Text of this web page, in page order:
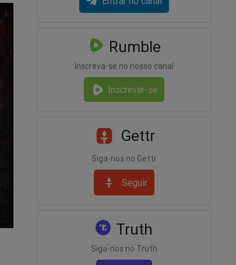
Rumble
Inscreva-se no nosso canal
Inscrever-se
Gettr
Siga-nos no Gettr
Seguir
Truth
Siga-nos no Truth